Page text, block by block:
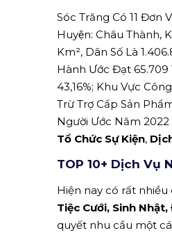
Sóc Trăng Có 11 Đơn
Huyện: Châu Thành,
Km², Dân Số Là
Hành Ước Đạt
43,16%; Khu Vực
Trừ Trợ Cấp Sản
Người Ước Năm 2022
Tổ Chức Sự Kiện,
TOP 10+ Dịch Vụ
Hiện nay có rất
Tiệc Cưới, Sinh
quyết nhu cầu một